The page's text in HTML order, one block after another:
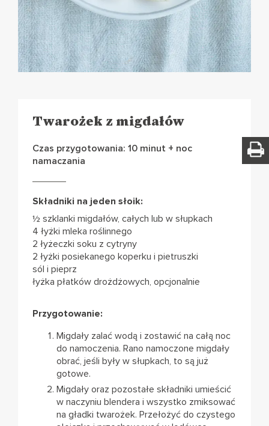
Twarożek z migdałów
Czas przygotowania: 10 minut + noc
namaczania
Składniki na jeden słoik:
½ szklanki migdałów, całych lub w słupkach
4 łyżki mleka roślinnego
2 łyżeczki soku z cytryny
2 łyżki posiekanego koperku i pietruszki
sól i pieprz
łyżka płatków drożdżowych, opcjonalnie
Przygotowanie:
Migdały zalać wodą i zostawić na całą noc
do namoczenia. Rano namoczone migdały
obrać, jeśli były w słupkach, to są już
gotowe.
Migdały oraz pozostałe składniki umieścić
w naczyniu blendera i wszystko zmiksować
na gładki twarożek. Przełożyć do czystego